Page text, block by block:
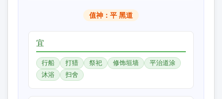
值神：平 黑道
宜
行船 打猎 祭祀 修饰垣墙
平治道涂
沐浴
扫舍